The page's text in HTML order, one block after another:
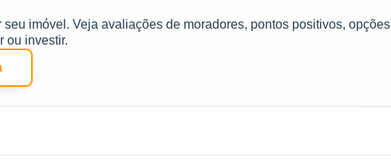
imóvel. Veja avaliações de moradores, pontos positivos, opções
ou investir.